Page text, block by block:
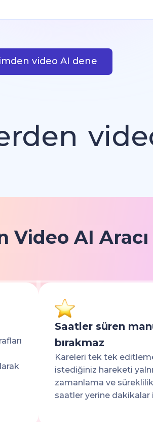
video AI dene
Video AI
Saatler süren
bırakmaz
Kareleri tek tek
istediğiniz hareketi
zamanlama ve
saatler yerine dakikalar